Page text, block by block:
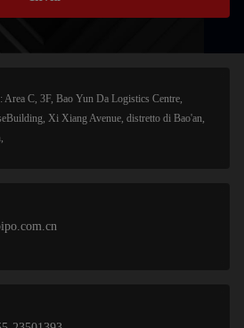
Area C, 3F, Bao Yun Da Logistics Centre,
Xi Xiang Avenue, distretto di Bao'an,